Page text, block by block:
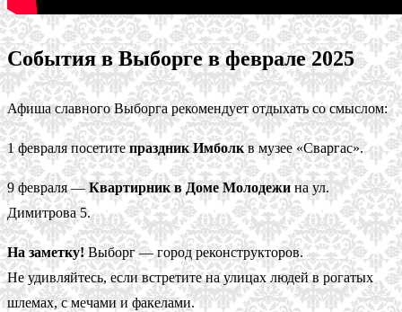
События в Выборге в феврале 2025
Афиша славного Выборга рекомендует отдыхать со смыслом:
1 февраля посетитепраздник Имболкв музее «Сваргас».
9 февраля —Квартирник в Доме Молодежина ул.
Димитрова 5.
На заметку!Выборг — город реконструкторов.
Не удивляйтесь, если встретите на улицах людей в рогатых
шлемах, с мечами и факелами.